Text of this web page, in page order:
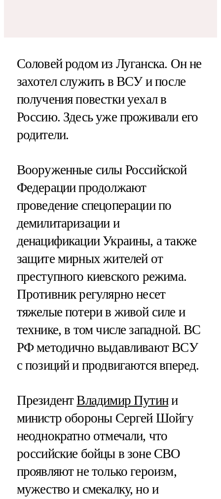
Соловей родом из Луганска. Он не
захотел служить в ВСУ и после
получения повестки уехал в
Россию. Здесь уже проживали его
родители.
Вооруженные силы Российской
Федерации продолжают
проведение спецоперации по
демилитаризации и
денацификации Украины, а также
защите мирных жителей от
преступного киевского режима.
Противник регулярно несет
тяжелые потери в живой силе и
технике, в том числе западной. ВС
РФ методично выдавливают ВСУ
с позиций и продвигаются вперед.
ПрезидентВладимир Путини
министр обороны Сергей Шойгу
неоднократно отмечали, что
российские бойцы в зоне СВО
проявляют не только героизм,
мужество и смекалку, но и